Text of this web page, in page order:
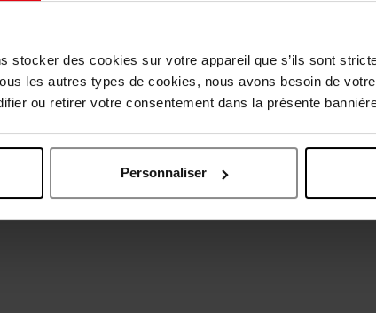
stocker des cookies sur votre appareil que s’ils sont
les autres types de cookies, nous avons besoin de
ou retirer votre consentement dans la présente
Personnaliser
clients
Oublié quelque chose ?